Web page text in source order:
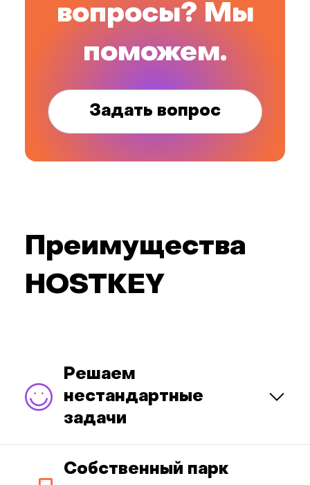
вопросы? Мы
поможем.
Задать вопрос
Преимущества
HOSTKEY
Решаем
нестандартные
задачи
Собственный парк